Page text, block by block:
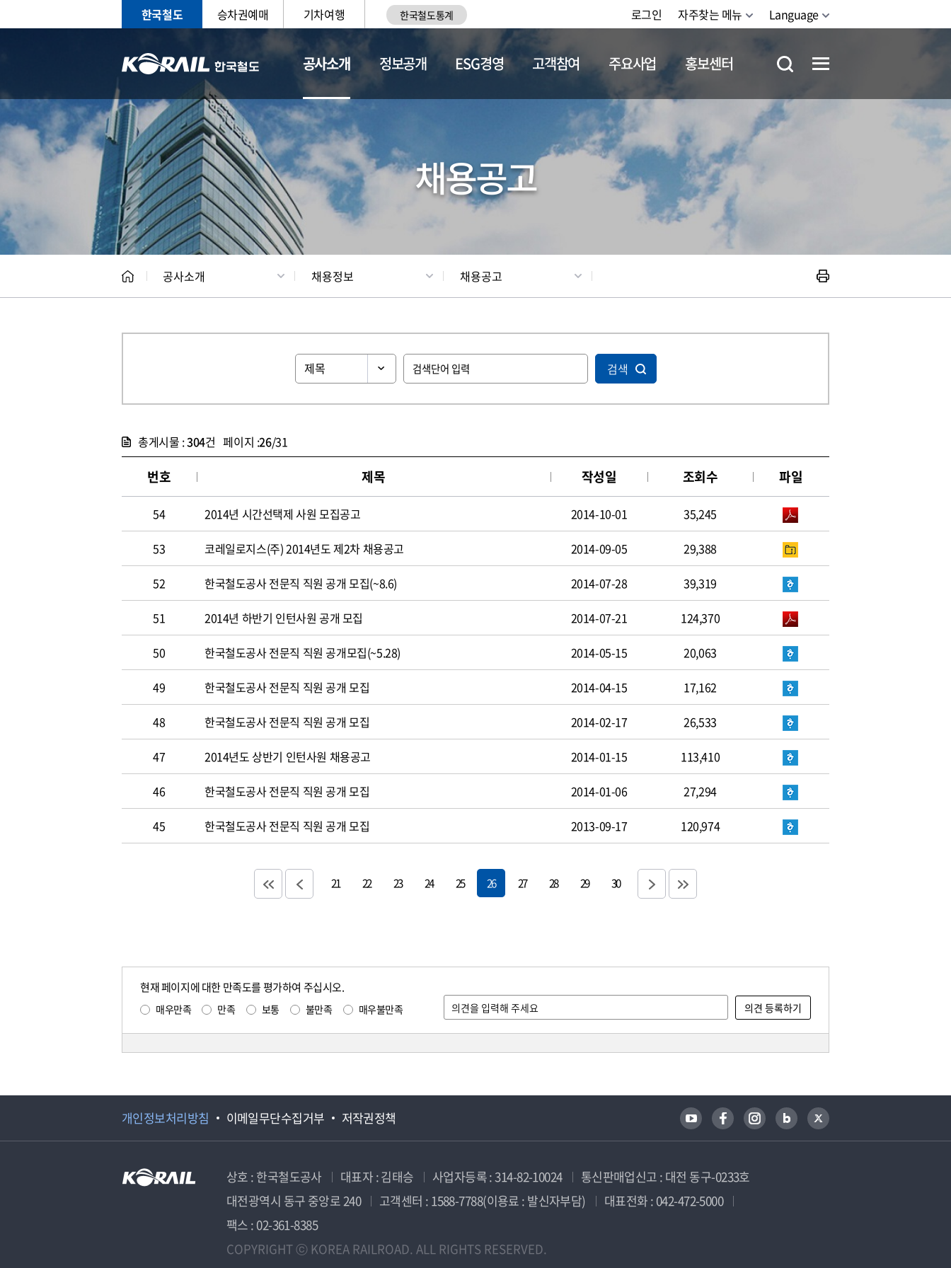
한국철도 승차권예매 기차여행 한국철도통계 로그인 자주찾는 메뉴 Language
공사소개
CEO 일반현황 채용정보
정보공개 ESG경영 고객참여 주요사업 홍보센터
채용공고
공사소개 채용정보 채용공고
검색
총게시물 :304건 페이지 :26/31
번호 제목 작성일 조회수 파일
54 2014년 시간선택제 사원 모집공고 2014-10-01 35,245
53 코레일로지스(주) 2014년도 제2차 채용공고 2014-09-05 29,388
52 한국철도공사 전문직 직원 공개 모집(~8.6) 2014-07-28 39,319
51 2014년 하반기 인턴사원 공개 모집 2014-07-21 124,370
50 한국철도공사 전문직 직원 공개모집(~5.28) 2014-05-15 20,063
49 한국철도공사 전문직 직원 공개 모집 2014-04-15 17,162
48 한국철도공사 전문직 직원 공개 모집 2014-02-17 26,533
47 2014년도 상반기 인턴사원 채용공고 2014-01-15 113,410
46 한국철도공사 전문직 직원 공개 모집 2014-01-06 27,294
45 한국철도공사 전문직 직원 공개 모집 2013-09-17 120,974
21 22 23 24 25 26 27 28 29 30
현재 페이지에 대한 만족도를 평가하여 주십시오.
매우만족 만족 보통 불만족 매우불만족
개인정보처리방침 이메일무단수집거부 저작권정책
상호 : 한국철도공사 대표자 : 김태승 사업자등록 : 314-82-10024
통신판매업신고 : 대전 동구-0233호
대전광역시 동구 중앙로 240
고객센터 : 1588-7788(이용료 : 발신자부담)
대표전화 : 042-472-5000
팩스 : 02-361-8385
COPYRIGHT ⓒ KOREA RAILROAD. ALL RIGHTS RESERVED.